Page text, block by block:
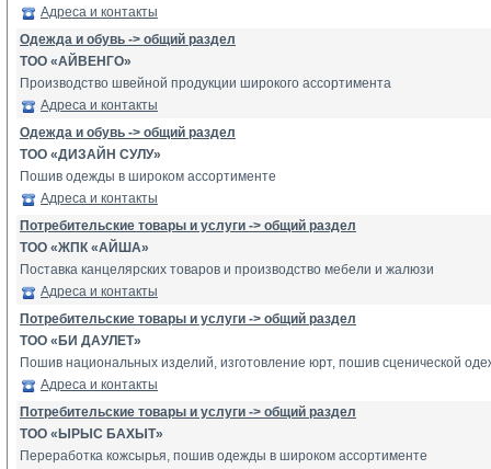
Адреса и контакты
Одежда и обувь -> общий раздел
ТОО «АЙВЕНГО»
Производство швейной продукции широкого ассортимента
Адреса и контакты
Одежда и обувь -> общий раздел
ТОО «ДИЗАЙН СУЛУ»
Пошив одежды в широком ассортименте
Адреса и контакты
Потребительские товары и услуги -> общий раздел
ТОО «ЖПК «АЙША»
Поставка канцелярских товаров и производство мебели и жалюзи
Адреса и контакты
Потребительские товары и услуги -> общий раздел
ТОО «БИ ДАУЛЕТ»
Пошив национальных изделий, изготовление юрт, пошив сценической
Адреса и контакты
Потребительские товары и услуги -> общий раздел
ТОО «ЫРЫС БАХЫТ»
Переработка кожсырья, пошив одежды в широком ассортименте